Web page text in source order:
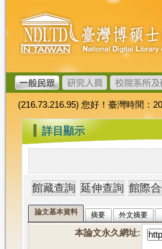
跳
到
主
要
內
容
臺
灣
博
碩
士
論
文
加
值
系
統
(216.73.216.95) 您好！臺灣時間：
::: 詳目顯示
論文基本資料 摘要 外文摘要
本論文永久網址: